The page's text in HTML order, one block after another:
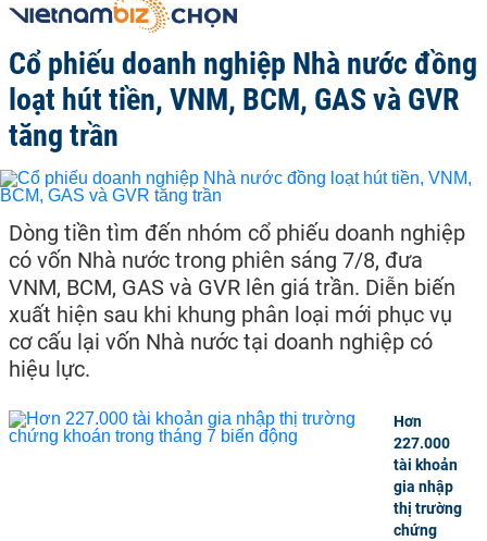
Cổ phiếu doanh nghiệp Nhà nước đồng
loạt hút tiền, VNM, BCM, GAS và GVR
tăng trần
Dòng tiền tìm đến nhóm cổ phiếu doanh nghiệp
có vốn Nhà nước trong phiên sáng 7/8, đưa
VNM, BCM, GAS và GVR lên giá trần. Diễn biến
xuất hiện sau khi khung phân loại mới phục vụ
cơ cấu lại vốn Nhà nước tại doanh nghiệp có
hiệu lực.
Hơn
227.000
tài khoản
gia nhập
thị trường
chứng